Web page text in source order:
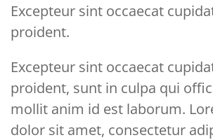
Excepteur sint occaecat
proident.
Excepteur sint occaecat
proident, sunt in culpa qui
mollit anim id est laborum.
dolor sit amet, consectetur